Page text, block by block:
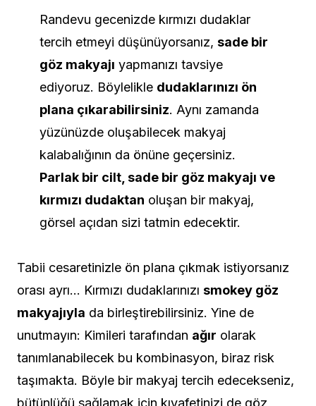
Randevu gecenizde kırmızı dudaklar
tercih etmeyi düşünüyorsanız, sade bir
göz makyajı yapmanızı tavsiye
ediyoruz. Böylelikle dudaklarınızı ön
plana çıkarabilirsiniz. Aynı zamanda
yüzünüzde oluşabilecek makyaj
kalabalığının da önüne geçersiniz.
Parlak bir cilt, sade bir göz makyajı ve
kırmızı dudaktan oluşan bir makyaj,
görsel açıdan sizi tatmin edecektir.
Tabii cesaretinizle ön plana çıkmak istiyorsanız
orası ayrı… Kırmızı dudaklarınızı smokey göz
makyajıyla da birleştirebilirsiniz. Yine de
unutmayın: Kimileri tarafından ağır olarak
tanımlanabilecek bu kombinasyon, biraz risk
taşımakta. Böyle bir makyaj tercih edecekseniz,
bütünlüğü sağlamak için kıyafetinizi de göz